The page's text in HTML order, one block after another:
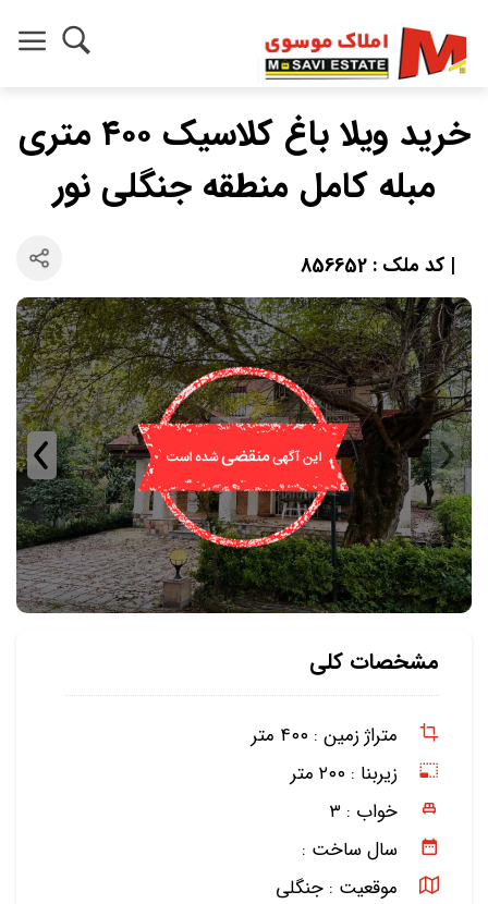
خرید ویلا باغ کلاسیک ۴۰۰ متری
مبله کامل منطقه جنگلی نور
| کد ملک : 856652
مشخصات کلی
متراژ زمین : ۴۰۰ متر
زیربنا : ۲۰۰ متر
خواب : ۳
سال ساخت :
موقعیت : جنگلی